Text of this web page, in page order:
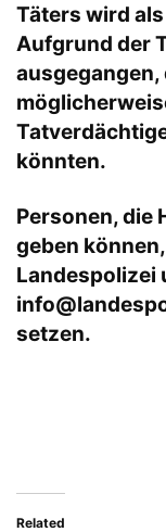
Täters wird
Aufgrund der
ausgegangen,
könnten.
Personen, die
geben
Landespolizei
setzen.
Related